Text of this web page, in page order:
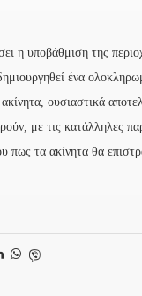
η υποβάθμιση της
ένα
ουσιαστικά
με τις κατάλληλες
πως τα ακίνητα θα